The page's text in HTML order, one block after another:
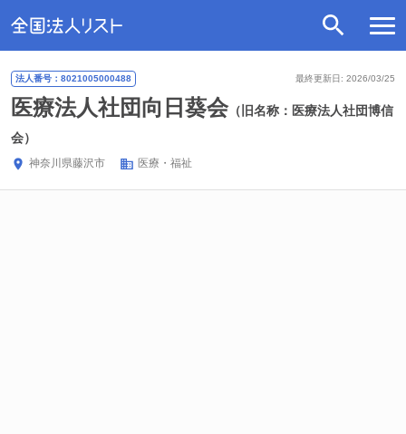
最終更新日: 2026/03/25
法人番号：8021005000488
医療法人社団向日葵会（旧名称：医療法人社団博信
会）
神奈川県藤沢市 医療・福祉